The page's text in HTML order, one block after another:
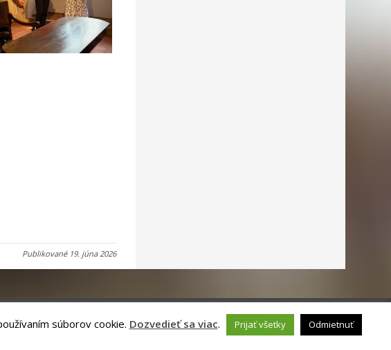
Publikované 19. júna 2026
súborov cookie. Dozvedieť sa viac. Prijať všetky
Odmietnuť